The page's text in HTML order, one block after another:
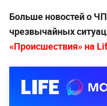
Больше новостей о
чрезвычайных
«Происшествия» на